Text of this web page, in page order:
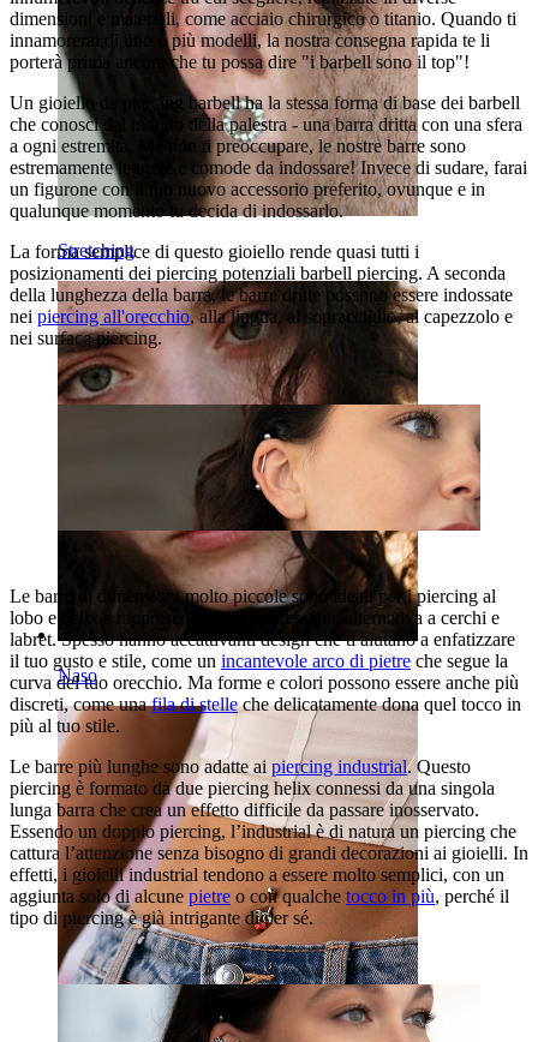
Stretching
Naso
dimensioni e materiali, come acciaio chirurgico o titanio. Quando ti
innamorerai di uno o più modelli, la nostra consegna rapida te li
porterà prima ancora che tu possa dire "i barbell sono il top"!
Un gioiello da piercing barbell ha la stessa forma di base dei barbell
che conosci dal mondo della palestra - una barra dritta con una sfera
a ogni estremità. Ma non ti preoccupare, le nostre barre sono
estremamente leggere e comode da indossare! Invece di sudare, farai
un figurone con il tuo nuovo accessorio preferito, ovunque e in
qualunque momento tu decida di indossarlo.
La forma semplice di questo gioiello rende quasi tutti i
posizionamenti dei piercing potenziali barbell piercing. A seconda
della lunghezza della barra, le barre dritte possono essere indossate
nei piercing all'orecchio, alla lingua, al sopracciglio, al capezzolo e
nei surface piercing.
Le barre di dimensioni molto piccole sono ideali per i piercing al
lobo e helix e rappresentano un’interessante alternativa a cerchi e
labret. Spesso hanno accattivanti design che ti aiutano a enfatizzare
il tuo gusto e stile, come un incantevole arco di pietre che segue la
curva del tuo orecchio. Ma forme e colori possono essere anche più
discreti, come unafila di stelleche delicatamente dona quel tocco in
più al tuo stile.
Le barre più lunghe sono adatte ai piercing industrial. Questo
piercing è formato da due piercing helix connessi da una singola
lunga barra che crea un effetto difficile da passare inosservato.
Essendo un doppio piercing, l’industrial è di natura un piercing che
cattura l’attenzione senza bisogno di grandi decorazioni ai gioielli. In
effetti, i gioielli industrial tendono a essere molto semplici, con un
aggiunta solo di alcune pietre o con qualche tocco in più, perché il
tipo di piercing è già intrigante di per sé.